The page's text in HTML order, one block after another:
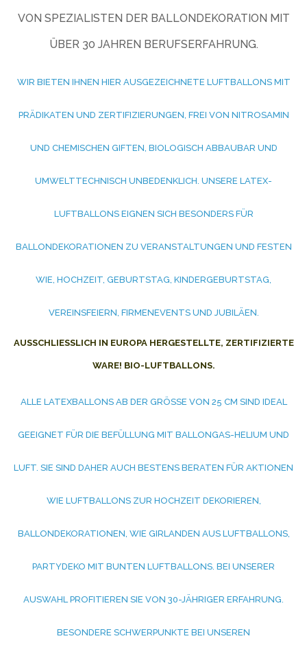
VON SPEZIALISTEN DER BALLONDEKORATION MIT
ÜBER 30 JAHREN BERUFSERFAHRUNG.
WIR BIETEN IHNEN HIER AUSGEZEICHNETE LUFTBALLONS MIT
PRÄDIKATEN UND ZERTIFIZIERUNGEN, FREI VON NITROSAMIN
UND CHEMISCHEN GIFTEN, BIOLOGISCH ABBAUBAR UND
UMWELTTECHNISCH UNBEDENKLICH. UNSERE LATEX-
LUFTBALLONS EIGNEN SICH BESONDERS FÜR
BALLONDEKORATIONEN ZU VERANSTALTUNGEN UND FESTEN
WIE, HOCHZEIT, GEBURTSTAG, KINDERGEBURTSTAG,
VEREINSFEIERN, FIRMENEVENTS UND JUBILÄEN.
AUSSCHLIESSLICH IN EUROPA HERGESTELLTE, ZERTIFIZIERTE W
ARE! BIO-LUFTBALLONS.
ALLE LATEXBALLONS AB DER GRÖSSE VON 25 CM SIND IDEAL G
EEIGNET FÜR DIE BEFÜLLUNG MIT BALLONGAS-HELIUM UND L
UFT. SIE SIND DAHER AUCH BESTENS BERATEN FÜR AKTIONEN W
IE LUFTBALLONS ZUR HOCHZEIT DEKORIEREN, B
ALLONDEKORATIONEN, WIE GIRLANDEN AUS LUFTBALLONS, P
ARTYDEKO MIT BUNTEN LUFTBALLONS. BEI UNSERER A
USWAHL PROFITIEREN SIE VON 30-JÄHRIGER ERFAHRUNG. B
ESONDERE SCHWERPUNKTE BEI UNSEREN Q